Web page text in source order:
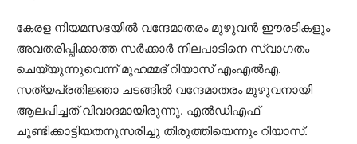
കേരള നിയമസഭയില്‍ വന്ദേമാതരം മുഴുവന്‍ ഈരടികളും
അവതരിപ്പിക്കാത്ത സര്‍ക്കാര്‍ നിലപാടിനെ സ്വാഗതം
ചെയ്യുന്നുവെന്ന് മുഹമ്മദ് റിയാസ് എംഎല്‍എ.
സത്യപ്രതിജ്ഞാ ചടങ്ങില്‍ വന്ദേമാതരം മുഴുവനായി
ആലപിച്ചത് വിവാദമായിരുന്നു. എല്‍ഡിഎഫ്
ചൂണ്ടിക്കാട്ടിയതനുസരിച്ചു തിരുത്തിയെന്നും റിയാസ്.